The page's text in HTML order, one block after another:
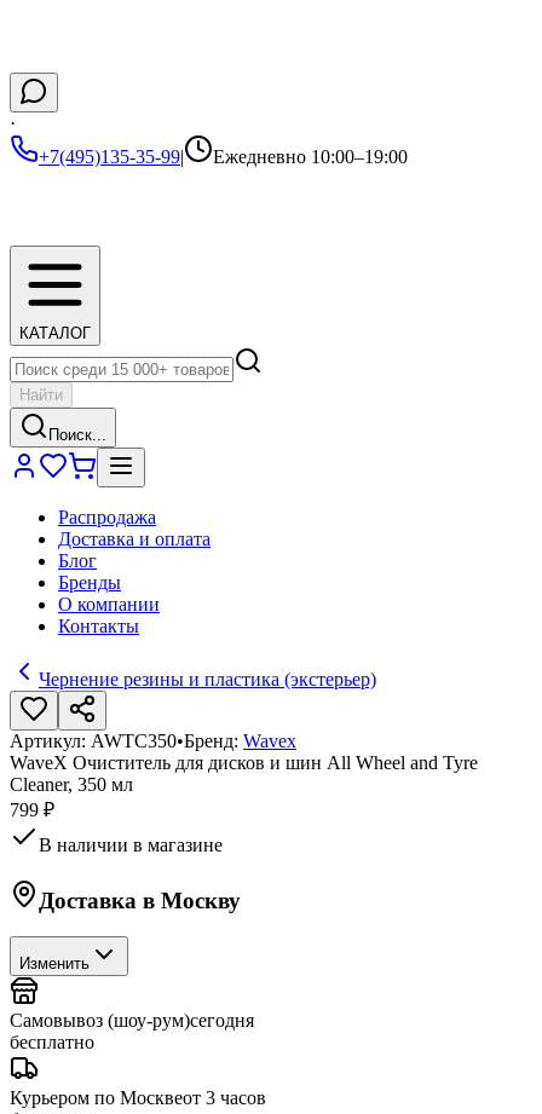
·
+7(495)135-35-99| Ежедневно 10:00–19:00
КАТАЛОГ
Найти
Поиск...
Распродажа
Доставка и оплата
Блог
Бренды
О компании
Контакты
Чернение резины и пластика (экстерьер)
Артикул: AWTC350•Бренд: Wavex
WaveX Очиститель для дисков и шин All Wheel and Tyre
Cleaner, 350 мл
799 ₽
В наличии в магазине
Доставка в Москву
Изменить
Самовывоз (шоу-рум)сегодня
бесплатно
Курьером по Москвеот 3 часов